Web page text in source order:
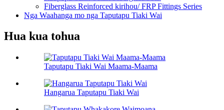
Fiberglass Reinforced kirihou/ FRP Fittings Series
Nga Waahanga mo nga Taputapu Tiaki Wai
Hua kua tohua
Taputapu Tiaki Wai Maama-Maama
Hangarua Taputapu Tiaki Wai